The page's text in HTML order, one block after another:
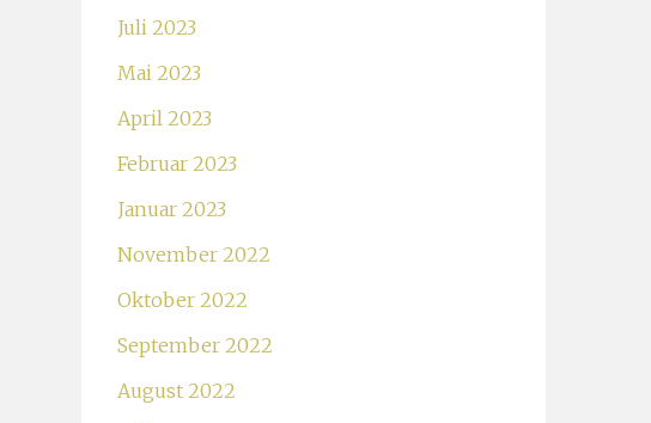
Juli 2023
Mai 2023
April 2023
Februar 2023
Januar 2023
November 2022
Oktober 2022
September 2022
August 2022